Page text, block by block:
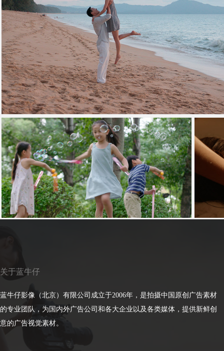
关于蓝牛仔
蓝牛仔影像（北京）有限公司成立于2006年，是拍摄中国原创广告素材
的专业团队，为国内外广告公司和各大企业以及各类媒体，提供新鲜创
意的广告视觉素材。